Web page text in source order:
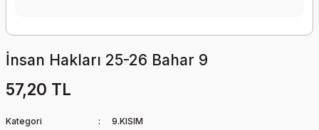
İnsan Hakları 25-26 Bahar 9
57,20 TL
Kategori
9.KISIM